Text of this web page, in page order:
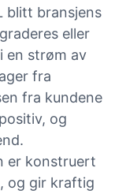
blitt bransjens
eller
en strøm av
fra
fra kundene
og
er konstruert
og gir kraftig